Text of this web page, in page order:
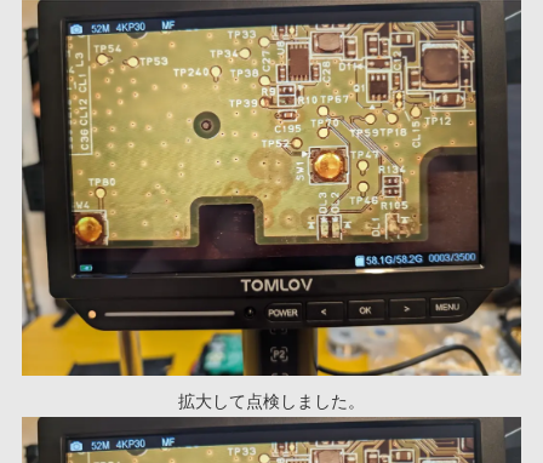
拡大して点検しました。